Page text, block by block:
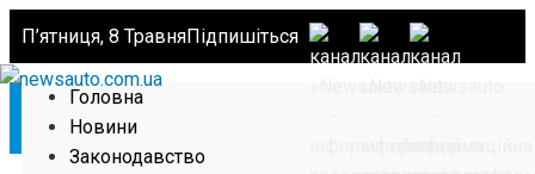
П’ятниця, 8 ТравняПідпишіться
Головна
Новини
Законодавство